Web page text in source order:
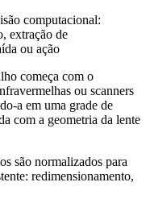
começa com o
ou scanners
a em uma grade de
com a geometria da lente
são normalizados para
redimensionamento,